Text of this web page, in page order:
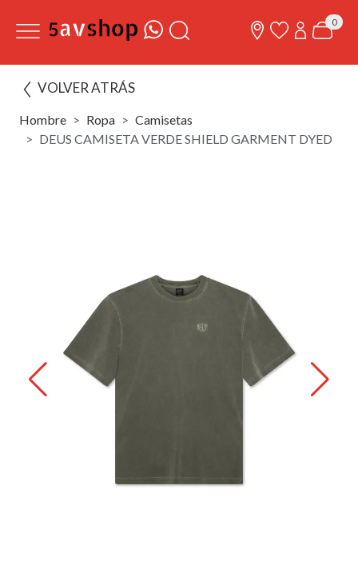
0
VOLVER ATRÁS
Hombre Ropa
Camisetas
DEUS CAMISETA VERDE SHIELD GARMENT DYED